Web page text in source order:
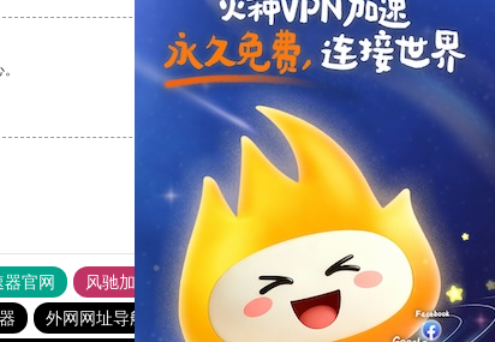
[0]
器官网 风驰加速器
旋风加速器
外网网址导航 软件中心 雷霆加速
狂飙加速器